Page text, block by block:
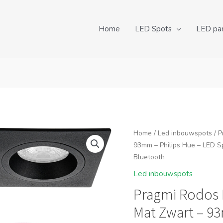
Home LED Spots LED
Home / Led inbouwspots /
93mm – Philips Hue – LED
Bluetooth
Led inbouwspots
Pragmi
Mat Zwart –